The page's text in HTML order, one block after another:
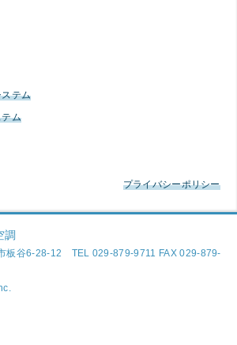
テム
ム
プライバシーポリシー
調
板谷6-28-12 TEL 029-879-9711 FAX 029-879-